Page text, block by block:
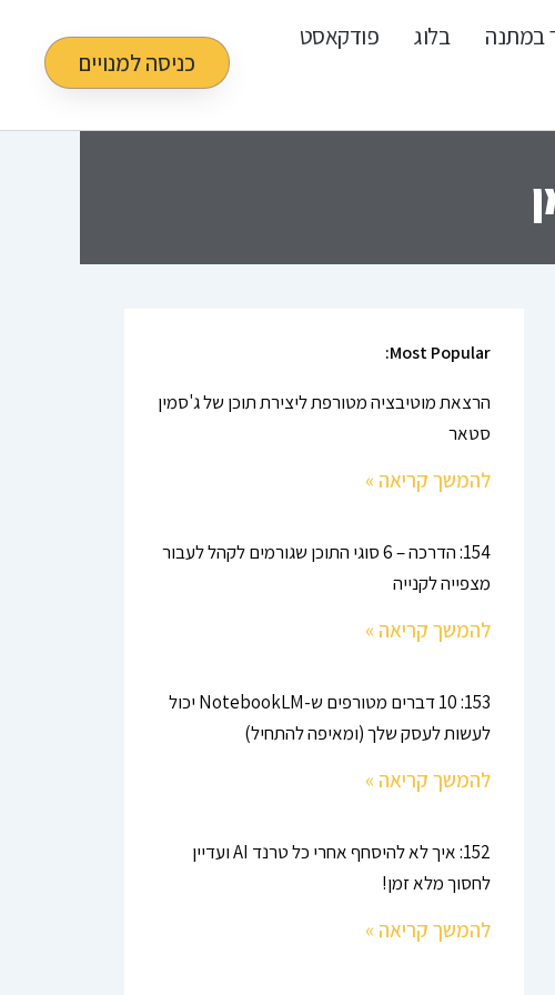
במתנה בלוג
פודקאסט
כניסה למנויים
Most Popular:
הרצאת מוטיבציה מטורפת ליצירת תוכן של ג'סמין
סטאר
להמשך קריאה »
154: הדרכה – 6 סוגי התוכן שגורמים לקהל לעבור
מצפייה לקנייה
להמשך קריאה »
153: 10 דברים מטורפים ש-NotebookLM יכול
לעשות לעסק שלך (ומאיפה להתחיל)
להמשך קריאה »
152: איך לא להיסחף אחרי כל טרנד AI ועדיין
לחסוך מלא זמן!
להמשך קריאה »